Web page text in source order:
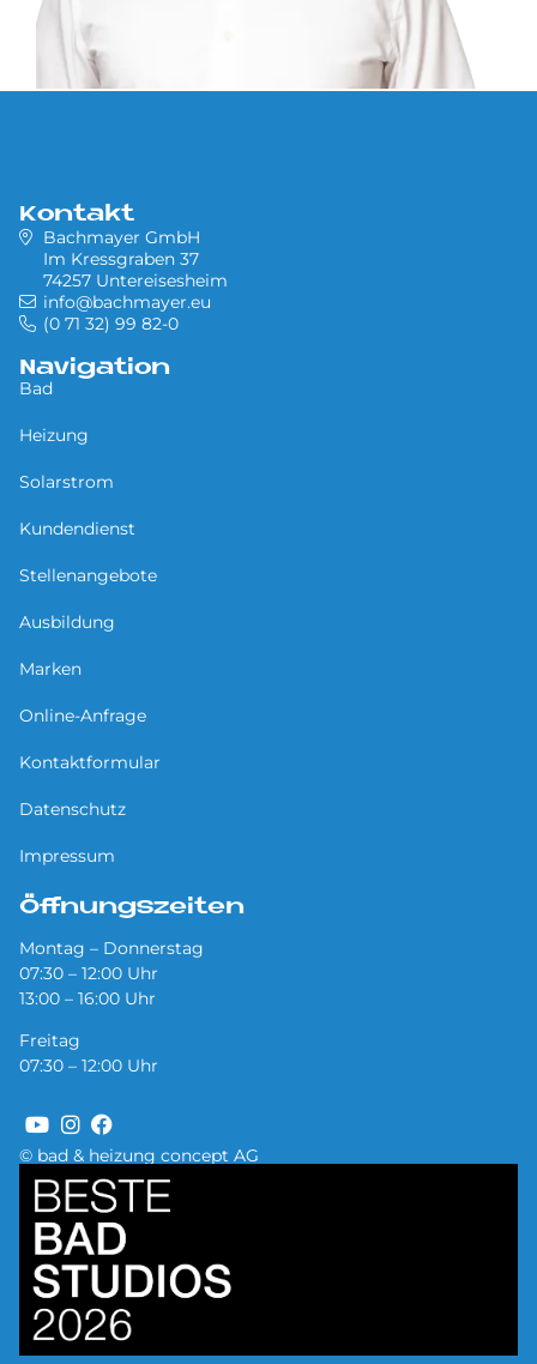
© bad & heizung concept AG
Kontakt
Bachmayer GmbH
Im Kressgraben 37
74257 Untereisesheim
info@bachmayer.eu
(0 71 32) 99 82-0
Navigation
Bad
Heizung
Solarstrom
Kundendienst
Stellenangebote
Ausbildung
Marken
Online-Anfrage
Kontaktformular
Datenschutz
Impressum
Öffnungszeiten
Montag – Donnerstag
07:30 – 12:00 Uhr
13:00 – 16:00 Uhr
Freitag
07:30 – 12:00 Uhr